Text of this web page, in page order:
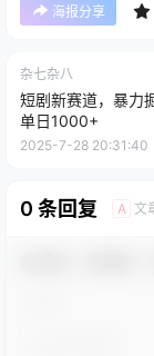
海报分享
杂七杂八
短剧新赛道，暴力
单日1000+
2025-7-28 20:31:40
0 条回复 A 文